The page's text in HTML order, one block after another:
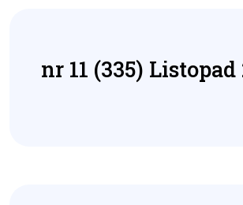
nr 11 (335) Listopad